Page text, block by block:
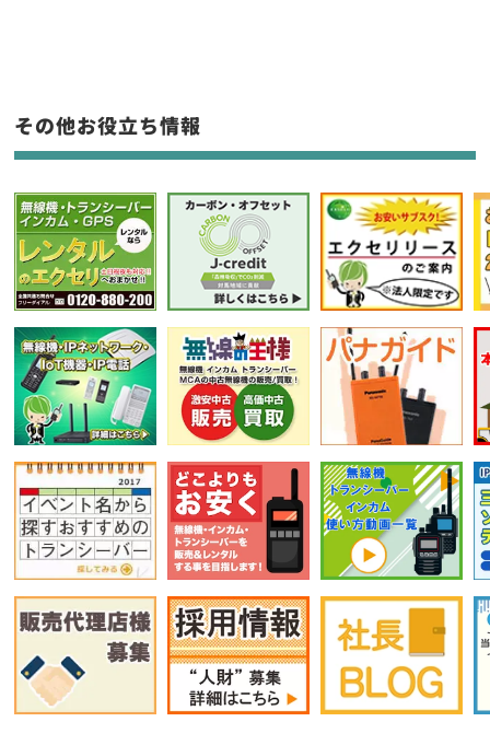
フリーワード入力(製品名等)
選択条件をリセット
その他お役立ち情報